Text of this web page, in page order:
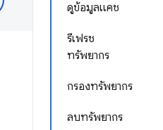
ดูข้อมูลแคช
รีเฟรช
ทรัพยากร
กรองทรัพยากร
ลบทรัพยากร